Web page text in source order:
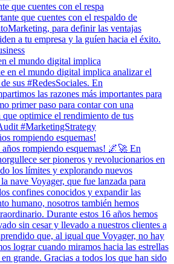
que cuentes con el respa
el mundo digital implica
rompiendo esquemas!